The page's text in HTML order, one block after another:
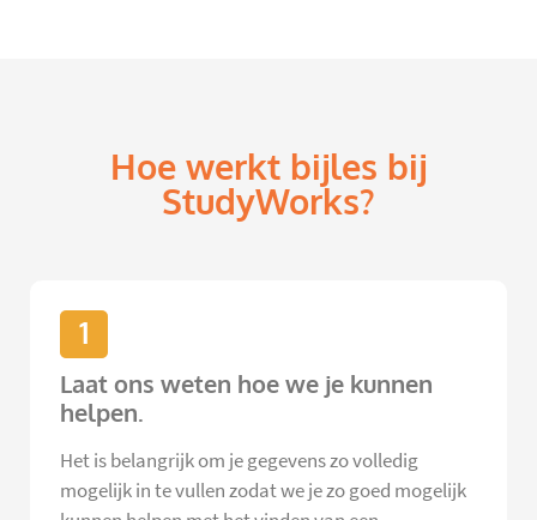
Hoe werkt bijles bij
StudyWorks?
1
Laat ons weten hoe we je kunnen
helpen.
Het is belangrijk om je gegevens zo volledig
mogelijk in te vullen zodat we je zo goed mogelijk